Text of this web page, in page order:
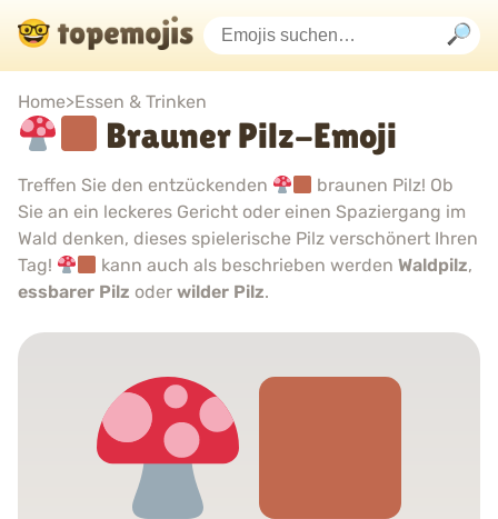
Home>Essen & Trinken
Brauner Pilz-Emoji
Treffen Sie den entzückenden
braunen Pilz! Ob
Sie an ein leckeres Gericht oder einen Spaziergang im
Wald denken, dieses spielerische Pilz verschönert Ihren
Tag!
kann auch als beschrieben werdenWaldpilz,
essbarer Pilz oder wilder Pilz.